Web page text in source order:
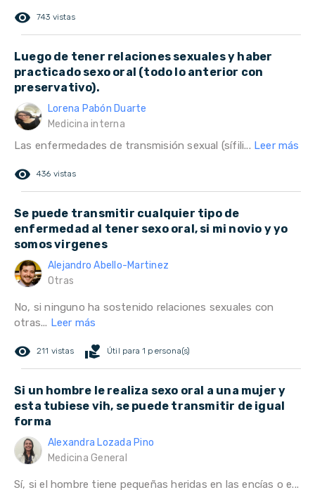
remove_red_eye 743 vistas
Luego de tener relaciones sexuales y haber
practicado sexo oral (todo lo anterior con
preservativo).
Lorena Pabón Duarte
Medicina interna
Las enfermedades de transmisión sexual (sífili... Leer más
remove_red_eye 436 vistas
Se puede transmitir cualquier tipo de
enfermedad al tener sexo oral, si mi novio y yo
somos virgenes
Alejandro Abello-Martinez
Otras
No, si ninguno ha sostenido relaciones sexuales con
otras... Leer más
remove_red_eye 211 vistas volunteer_activism Útil para 1 persona(s)
Si un hombre le realiza sexo oral a una mujer y
esta tubiese vih, se puede transmitir de igual
forma
Alexandra Lozada Pino
Medicina General
Sí, si el hombre tiene pequeñas heridas en las encías o e...